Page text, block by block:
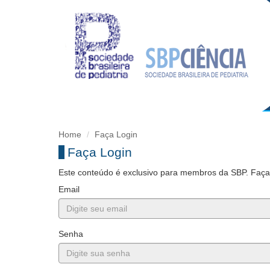
Home Faça Login
Faça Login
Este conteúdo é exclusivo para membros da SBP.
Email
Senha